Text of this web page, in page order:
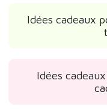
Idées cadeaux
Idées